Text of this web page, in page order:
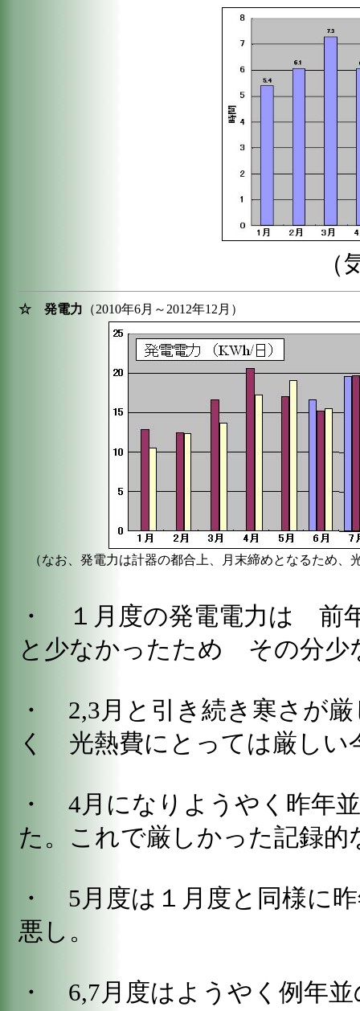
☆ 発電力 （2010年6月～2012年12月）
（なお、発電力は計器の都合上、月末締めとなるため
・ １月度の発電電力は
と少なかったため その分少
・ 2,3月と引き続き寒さが
く 光熱費にとっては厳しい
・ 4月になりようやく昨年
た。これで厳しかった記録
・ 5月度は１月度と同様に
悪し。
・ 6,7月度はようやく例年